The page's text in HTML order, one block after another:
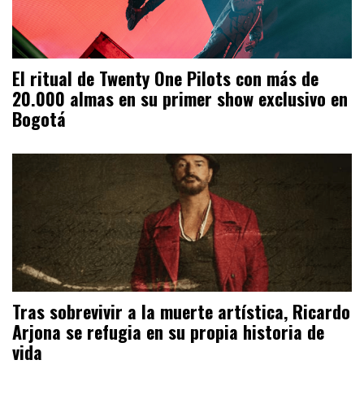
El ritual de Twenty One Pilots con más de
20.000 almas en su primer show exclusivo en
Bogotá
Tras sobrevivir a la muerte artística, Ricardo
Arjona se refugia en su propia historia de
vida